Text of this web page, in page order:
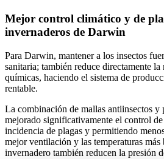
Mejor control climático y de
invernaderos de Darwin
Para Darwin, mantener a los insectos
sanitaria; también reduce directamente
químicas, haciendo el sistema de
rentable.
La combinación de mallas antiinsectos y
mejorado significativamente el control
incidencia de plagas y permitiendo
mejor ventilación y las temperaturas más
invernadero también reducen la presión